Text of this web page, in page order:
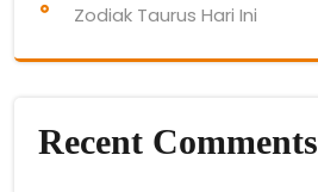
Zodiak Taurus Hari Ini
Recent Comments